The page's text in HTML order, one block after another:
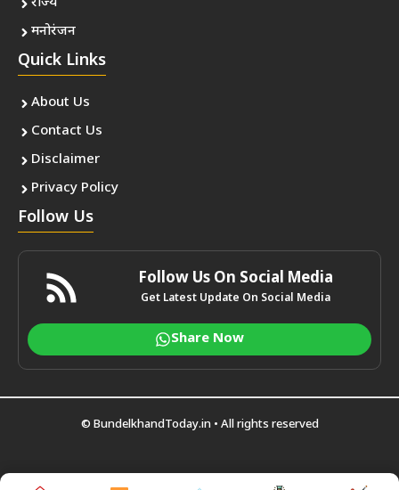
मनोरंजन
Quick Links
About Us
Contact Us
Disclaimer
Privacy Policy
Follow Us
Follow Us On Social Media
Get Latest Update On Social Media
Share Now
© BundelkhandToday.in • All rights reserved